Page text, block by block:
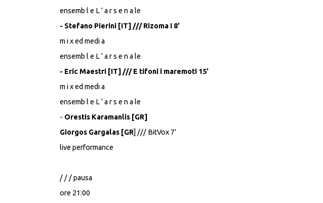
ensemb l e L ’ a r s e n a le
- Stefano Pierini [IT] /// Rizoma I 8’
m i x ed medi a
ensemb l e L ’ a r s e n a le
- Eric Maestri [IT] /// E tifoni i maremoti 15’
m i x ed medi a
ensemb l e L ’ a r s e n a le
- Orestis Karamanlis [GR]
Giorgos Gargalas [GR] /// BitVox 7’
live performance
/ / / pausa
ore 21:00